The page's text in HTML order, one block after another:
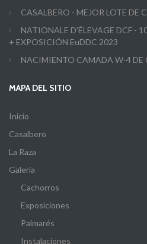
CASALBERO - MEJOR LOTE DE
NATIONALE D'ÉLEVAGE DCF -
+ EXPOSICIÓN EuDDC 2023
NACIMIENTO CAMADA W-4 DE
MAPA DEL SITIO
Inicio
Casalbero
La Raza
Galería
Cachorros
Exposiciones
Palmarés
Instalaciones